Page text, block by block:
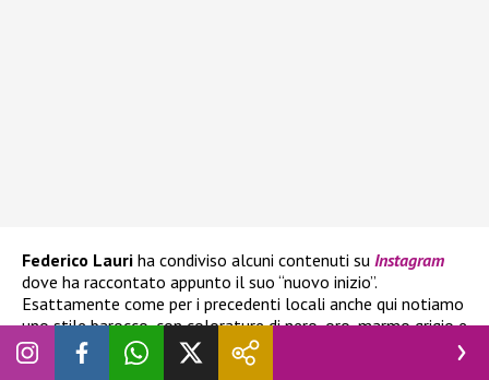
Federico Lauri ha condiviso alcuni contenuti su Instagram
dove ha raccontato appunto il suo “nuovo inizio”.
Esattamente come per i precedenti locali anche qui notiamo
uno stile barocco, con colorature di nero, oro, marmo grigio e
delle striature dorate. I lampadari sono di colore oro, con
gocce di cristallo. Tutto studiato nei minimi dettagli.